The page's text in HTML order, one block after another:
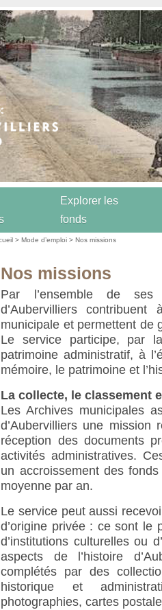
Explorer les
fonds
>Mode d’emploi >Nos missions
Nos missions
Par l’ensemble de ses
d’Aubervilliers
municipale et permettent de
Le service participe, par
patrimoine administratif, à
mémoire, le patrimoine et
La collecte, le classement
Les Archives municipales
d’Aubervilliers une mission
réception des documents
activités administratives.
un accroissement des
moyenne par an.
Le service peut aussi
d’origine privée : ce sont le
d’institutions culturelles ou
aspects de l’histoire
complétés par des
historique et
photographies, cartes